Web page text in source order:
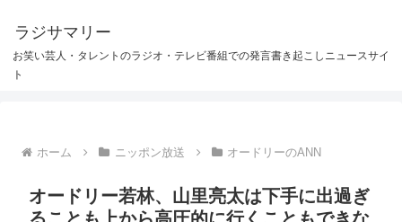
ラジサマリー
お笑い芸人・タレントのラジオ・テレビ番組での発言書き起こしニュースサイ
ト
ホーム ニッポン放送 オードリーのANN
オードリー若林、山里亮太は下手に出過ぎ